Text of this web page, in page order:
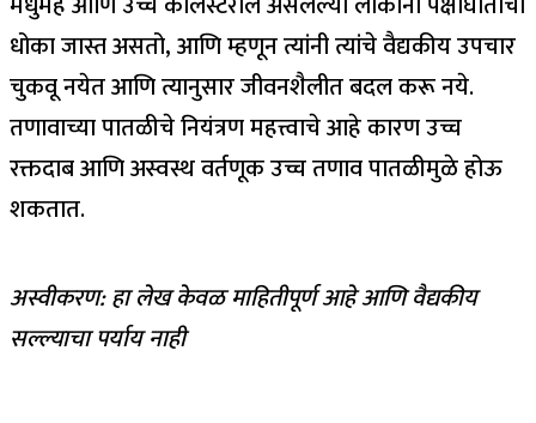
धोका जास्त असतो, आणि म्हणून त्यांनी त्यांचे वैद्यकीय उपचार
चुकवू नयेत आणि त्यानुसार जीवनशैलीत बदल करू नये.
तणावाच्या पातळीचे नियंत्रण महत्त्वाचे आहे कारण उच्च
रक्तदाब आणि अस्वस्थ वर्तणूक उच्च तणाव पातळीमुळे होऊ
शकतात.
अस्वीकरण: हा लेख केवळ माहितीपूर्ण आहे आणि वैद्यकीय
सल्ल्याचा पर्याय नाही